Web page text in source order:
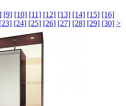
[9] [10] [11] [12] [13] [14] [15] [16]
[23] [24] [25] [26] [27] [28] [29] [30] >